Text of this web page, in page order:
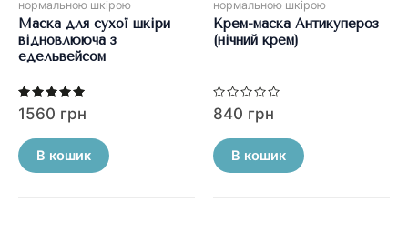
нормальною шкірою
Маска для сухої шкіри
відновлююча з
едельвейсом
Оцінено в
5.00
1560 грн
В кошик
нормальною шкірою
Крем-маска Антикупероз
(нічний крем)
Оцінено
в
з
5
840 грн
В кошик